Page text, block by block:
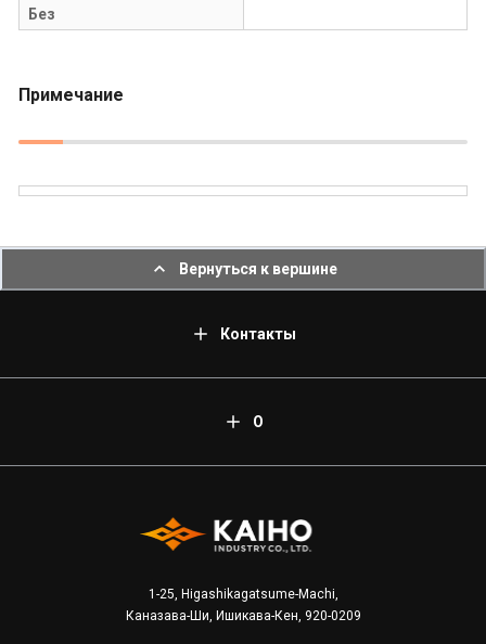
Без
Примечание
Вернуться к вершине
Контакты
О
1-25, Higashikagatsume-Machi,
Каназава-Ши, Ишикава-Кен, 920-0209